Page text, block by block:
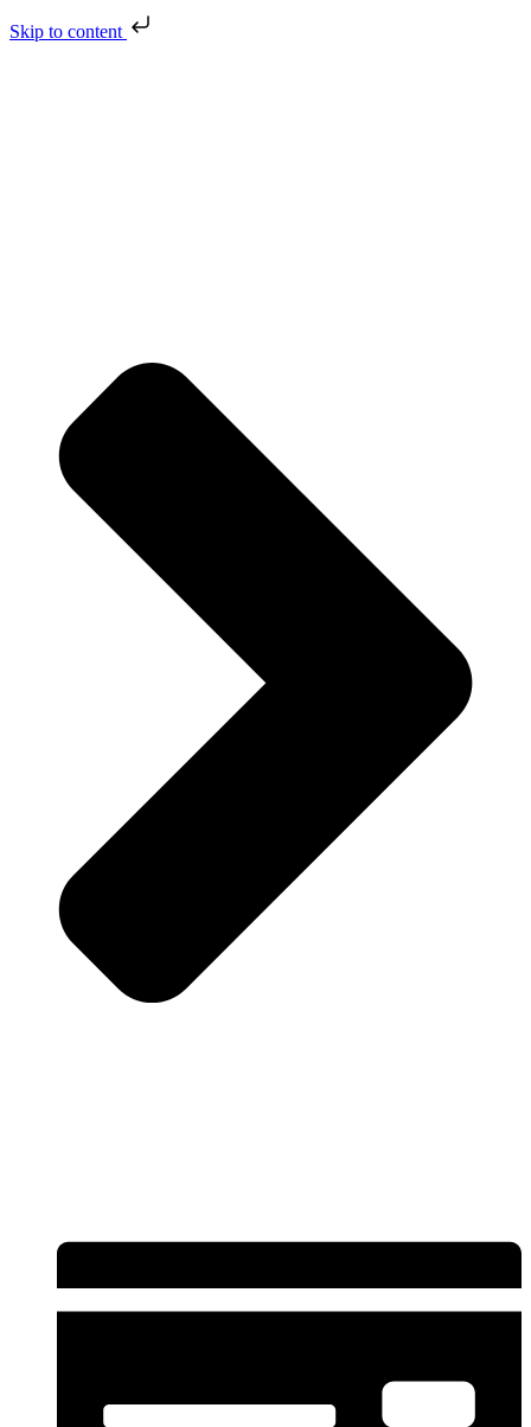
Skip to content